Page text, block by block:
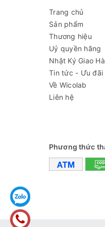
Hệ thống làm
lạnh
Nhiệt độ
Sensor
Bộ ngưng tụ
Số ngăn
Trang chủ
Sản phẩm
Thương hiệu
Uỷ quyền hãng
Nhật Ký Giao
Tin tức - Ưu đãi
Về Wicolab
Liên hệ
Phương thức